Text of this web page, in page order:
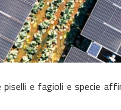
e fagioli e specie